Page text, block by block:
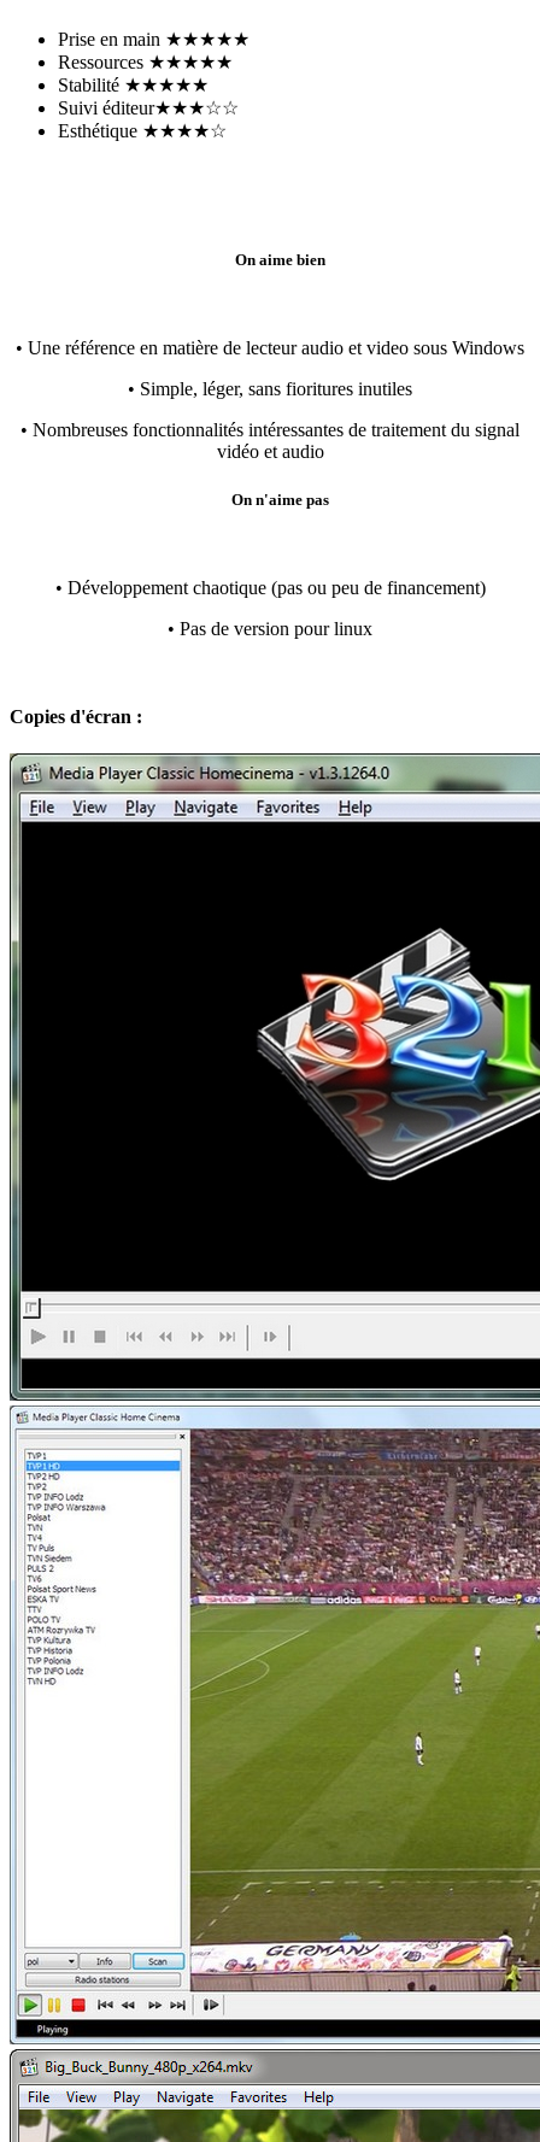
Prise en main ★★★★★
Ressources ★★★★★
Stabilité ★★★★★
Suivi éditeur★★★☆☆
Esthétique ★★★★☆
On aime bien
• Une référence en matière de lecteur audio et video sous Windows
• Simple, léger, sans fioritures inutiles
• Nombreuses fonctionnalités intéressantes de traitement du signal
vidéo et audio
On n'aime pas
• Développement chaotique (pas ou peu de financement)
• Pas de version pour linux
Copies d'écran :